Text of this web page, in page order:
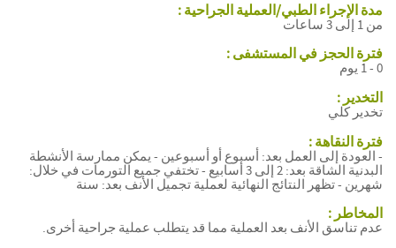
مدة الإجراء الطبي/العملية الجراحية :
من 1 إلى 3 ساعات
فترة الحجز في المستشفى :
0 - 1 يوم
التخدير :
تخدير كلي
فترة النقاهة :
- العودة إلى العمل بعد: أسبوع أو أسبوعين - يمكن ممارسة الأنشطة
البدنية الشاقة بعد: 2 إلى 3 أسابيع - تختفي جميع التورمات في خلال:
شهرين - تظهر النتائج النهائية لعملية تجميل الأنف بعد: سنة
المخاطر :
عدم تناسق الأنف بعد العملية مما قد يتطلب عملية جراحية أخرى.